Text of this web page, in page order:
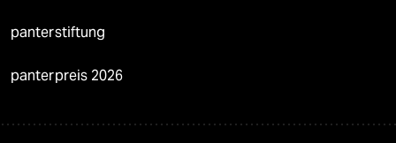
panterstiftung
panterpreis 2026